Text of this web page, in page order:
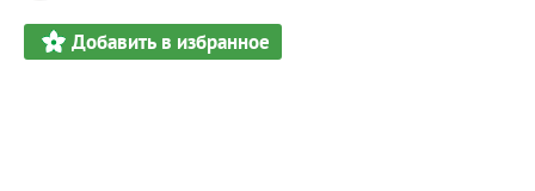
Добавить в избранное